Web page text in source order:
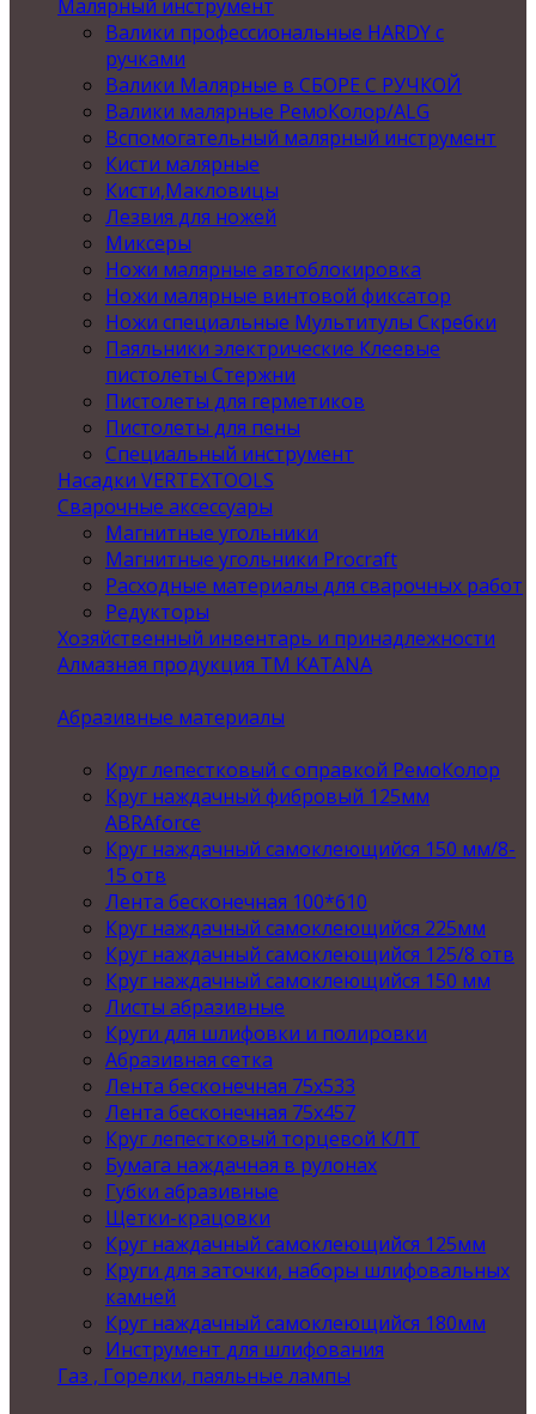
Малярный инструмент
Валики профессиональные HARDY с
ручками
Валики Малярные в СБОРЕ С РУЧКОЙ
Валики малярные РемоКолор/ALG
Вспомогательный малярный инструмент
Кисти малярные
Кисти,Макловицы
Лезвия для ножей
Миксеры
Ножи малярные автоблокировка
Ножи малярные винтовой фиксатор
Ножи специальные Мультитулы Скребки
Паяльники электрические Клеевые
пистолеты Стержни
Пистолеты для герметиков
Пистолеты для пены
Специальный инструмент
Насадки VERTEXTOOLS
Сварочные аксессуары
Магнитные угольники
Магнитные угольники Procraft
Расходные материалы для сварочных работ
Редукторы
Хозяйственный инвентарь и принадлежности
Алмазная продукция ТМ KATANA
Абразивные материалы
Круг лепестковый с оправкой РемоКолор
Круг наждачный фибровый 125мм
ABRAforce
Круг наждачный самоклеющийся 150 мм/8-
15 отв
Лента бесконечная 100*610
Круг наждачный самоклеющийся 225мм
Круг наждачный самоклеющийся 125/8 отв
Круг наждачный самоклеющийся 150 мм
Листы абразивные
Круги для шлифовки и полировки
Абразивная сетка
Лента бесконечная 75х533
Лента бесконечная 75х457
Круг лепестковый торцевой КЛТ
Бумага наждачная в рулонах
Губки абразивные
Щетки-крацовки
Круг наждачный самоклеющийся 125мм
Круги для заточки, наборы шлифовальных
камней
Круг наждачный самоклеющийся 180мм
Инструмент для шлифования
Газ , Горелки, паяльные лампы